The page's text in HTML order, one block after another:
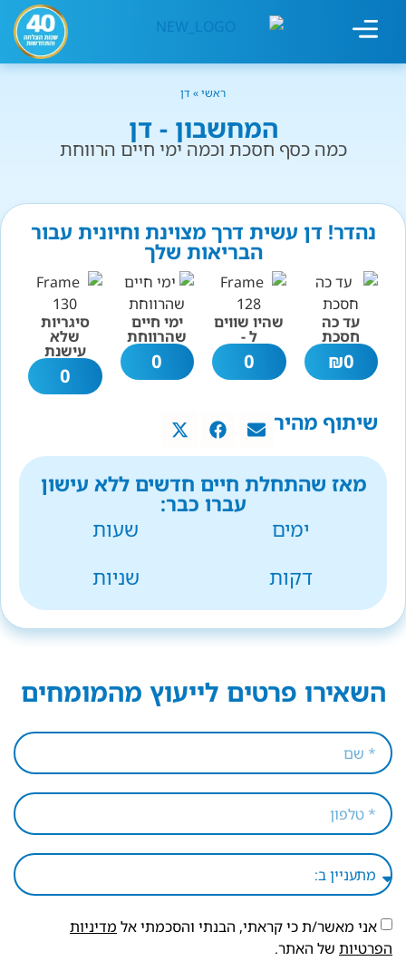
ראשי» דן
המחשבון - דן
כמה כסף חסכת וכמה ימי חיים הרווחת
נהדר! דן עשית דרך מצוינת וחיונית עבור
הבריאות שלך
עד כה
חסכת
0
₪
שהיו שווים
ל -
0
ימי חיים
שהרווחת
0
סיגריות
שלא
עישנת
0
שיתוף מהיר
מאז שהתחלת חיים חדשים ללא עישון
עברו כבר:
ימים
שעות
דקות
שניות
השאירו פרטים לייעוץ מהמומחים
אני מאשר/ת כי קראתי, הבנתי והסכמתי אל מדיניות
הפרטיות של האתר.